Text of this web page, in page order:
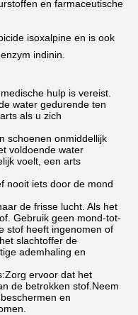
en farmaceutische
isoxalpine en is ook
indinin.
hulp is vereist.
water gedurende ten
als u zich
schoenen onmiddellijk
voldoende water
voelt, een arts
nooit iets door de mond
de frisse lucht. Als het
Gebruik geen mond-tot-
stof heeft ingenomen of
slachtoffer de
ademhaling en
ervoor dat het
de betrokken stof.Neem
en